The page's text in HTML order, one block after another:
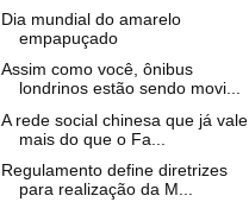
Dia mundial do amarelo
empapuçado
Assim como você, ônibus
londrinos estão sendo movi...
A rede social chinesa que já vale
mais do que o Fa...
Regulamento define diretrizes
para realização da M...